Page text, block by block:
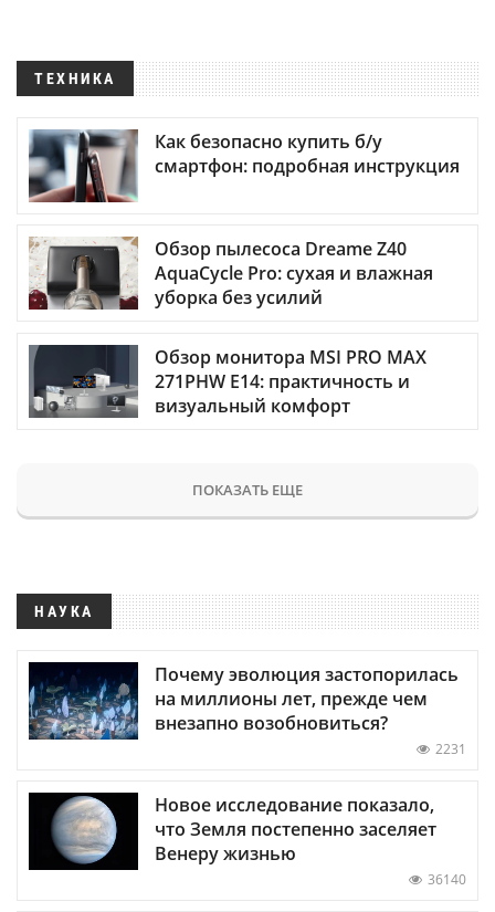
ТЕХНИКА
Как безопасно купить б/у
смартфон: подробная инструкция
Обзор пылесоса Dreame Z40
AquaCycle Pro: сухая и влажная
уборка без усилий
Обзор монитора MSI PRO MAX
271PHW E14: практичность и
визуальный комфорт
ПОКАЗАТЬ ЕЩЕ
НАУКА
Почему эволюция застопорилась
на миллионы лет, прежде чем
внезапно возобновиться?
2231
Новое исследование показало,
что Земля постепенно заселяет
Венеру жизнью
36140